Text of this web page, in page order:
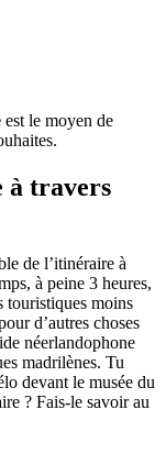
est le moyen de
à travers
de l’itinéraire à
à peine 3 heures,
touristiques moins
d’autres choses
néerlandophone
madrilènes. Tu
devant le musée du
? Fais-le savoir au